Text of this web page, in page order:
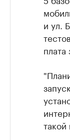
и ул.
плата
такой